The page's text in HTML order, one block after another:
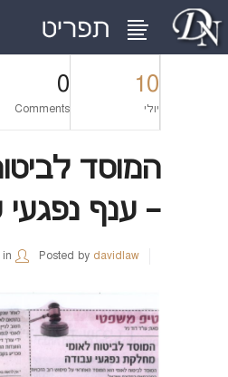
10
יולי
0
Comments
המוסד
– ענף נפגעי
Posted by davidlaw
in